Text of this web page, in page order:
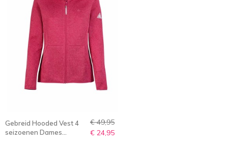
Gebreid Hooded Vest 4
seizoenen Dames
€ 49,95
€ 24,95